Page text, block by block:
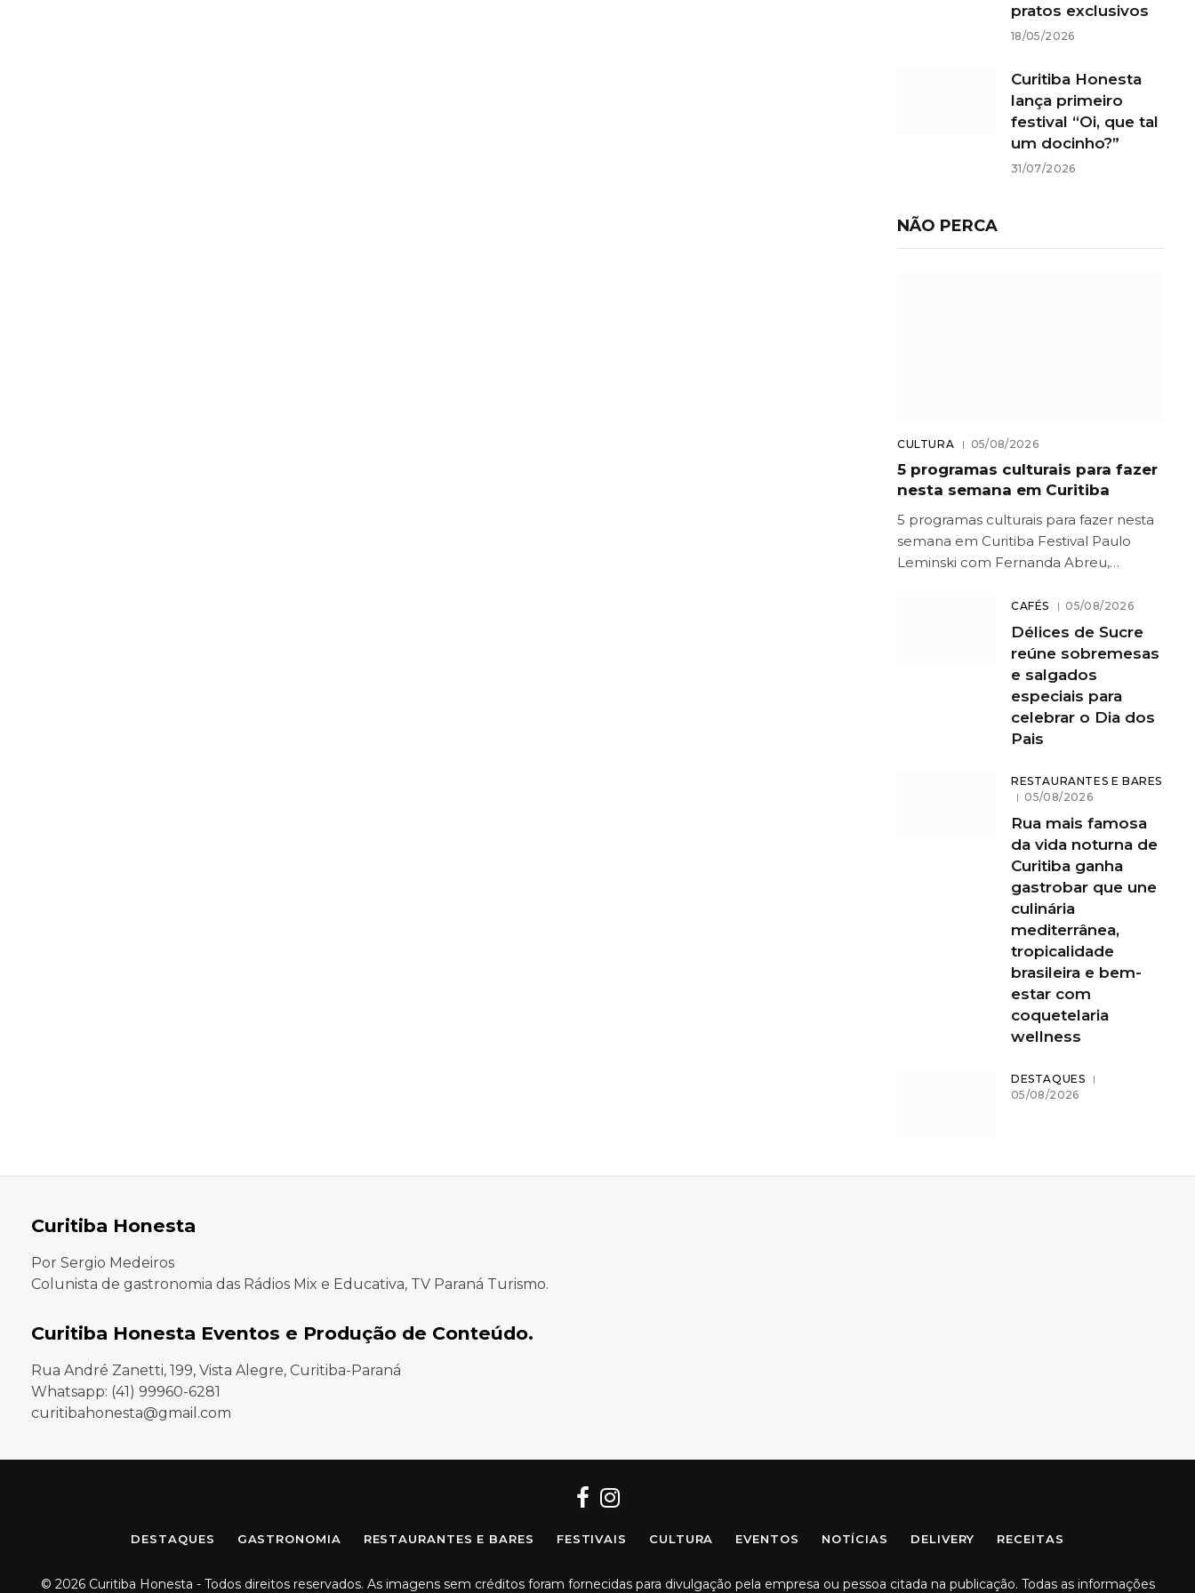
pratos exclusivos
18/05/2026
Curitiba Honesta
lança primeiro
festival “Oi, que tal
um docinho?”
31/07/2026
NÃO PERCA
CULTURA 05/08/2026
5 programas culturais para fazer
nesta semana em Curitiba
5 programas culturais para fazer nesta
semana em Curitiba Festival Paulo
Leminski com Fernanda Abreu,…
CAFÉS 05/08/2026
Délices de Sucre
reúne sobremesas
e salgados
especiais para
celebrar o Dia dos
Pais
RESTAURANTES E BARES
05/08/2026
Rua mais famosa
da vida noturna de
Curitiba ganha
gastrobar que une
culinária
mediterrânea,
tropicalidade
brasileira e bem-
estar com
coquetelaria
wellness
DESTAQUES
05/08/2026
Curitiba Honesta
Por Sergio Medeiros
Colunista de gastronomia das Rádios Mix e Educativa, TV Paraná Turismo.
Curitiba Honesta Eventos e Produção de Conteúdo.
Rua André Zanetti, 199, Vista Alegre, Curitiba-Paraná
Whatsapp: (41) 99960-6281
curitibahonesta@gmail.com
Facebook
Instagram
DESTAQUES GASTRONOMIA RESTAURANTES E BARES FESTIVAIS CULTURA EVENTOS NOTÍCIAS DELIVERY RECEITAS
© 2026 Curitiba Honesta - Todos direitos reservados. As imagens sem créditos foram fornecidas para divulgação pela empresa ou pessoa citada na publicação. Todas as informações